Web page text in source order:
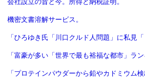
機密文書溶解サービス。